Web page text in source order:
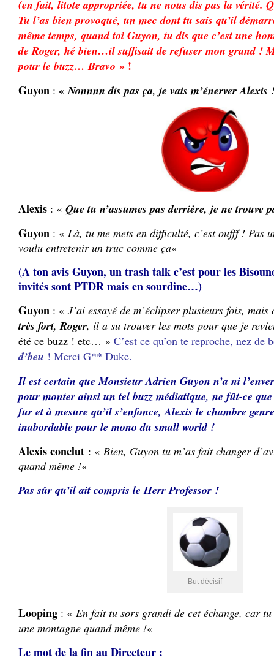
(en fait, litote appropriée, tu ne nous dis pas la vérité.
Tu l’as bien provoqué, un mec dont tu sais qu’il
même temps, quand toi Guyon, tu dis que c’est une
de Roger, hé bien…il suffisait de refuser mon grand !
pour le buzz… Bravo » !
Guyon : «Nonnnn dis pas ça, je vais m’énerver Alexis
Alexis : « Que tu n’assumes pas derrière, je ne trouve
Guyon : « Là, tu me mets en difficulté, c’est oufff ! Pas
voulu entretenir un truc comme ça«
(A ton avis Guyon, un trash talk c’est pour les
invités sont PTDR mais en sourdine…)
Guyon : « J’ai essayé de m’éclipser plusieurs fois, mais
très fort, Roger, il a su trouver les mots pour que je
été ce buzz ! etc… » C’est ce qu’on te reproche, nez
d’beu ! Merci G** Duke.
Il est certain que Monsieur Adrien Guyon n’a ni
pour monter ainsi un tel buzz médiatique, ne fût-ce
fur et à mesure qu’il s’enfonce, Alexis le chambre
inabordable pour le mono du small world !
Alexis conclut : « Bien, Guyon tu m’as fait changer
quand même !«
Pas sûr qu’il ait compris le Herr Professor !
But décisif
Looping : « En fait tu sors grandi de cet échange, car
une montagne quand même !«
Le mot de la fin au Directeur :